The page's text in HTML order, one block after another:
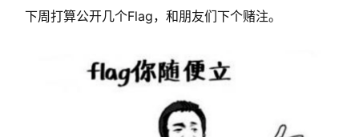
推下周打算公开几个Flag，和朋友们下个赌注。